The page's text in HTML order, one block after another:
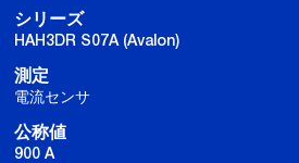
シリーズ
HAH3DR S07A (Avalon)
測定
電流センサ
公称値
900 A